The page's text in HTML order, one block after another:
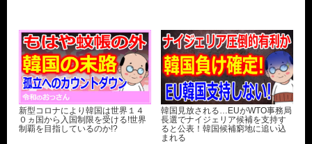
新型コロナにより韓国は世界１４
０ヵ国から入国制限を受ける!世界
制覇を目指しているのか!?
韓国見放される…EUがWTO事務局
長選でナイジェリア候補を支持す
ると公表！韓国候補窮地に追い込
まれる